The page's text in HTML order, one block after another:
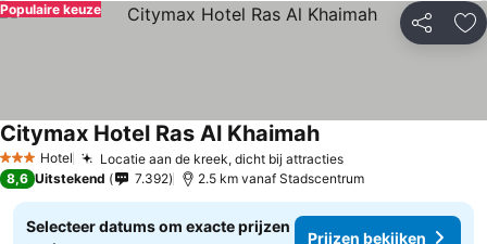
Delen
Populaire keuze
3 SterrenHotel Locatie aan de kreek, dicht bij attracties
Citymax Hotel Ras Al Khaimah
8,6 Uitstekend 7.392 2.5 km vanaf Stadscentrum
Selecteer datums om exacte prijzen
Prijzen bekijken